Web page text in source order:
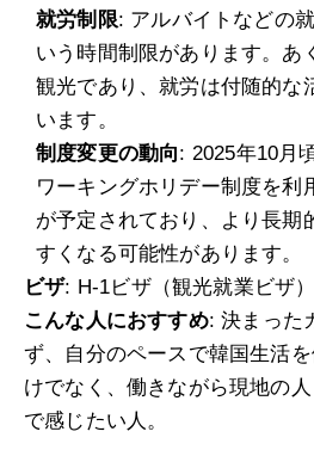
就労制限: アルバイトなどの
いう時間制限があります。あ
観光であり、就労は付随的な
います。
制度変更の動向: 2025年10月
ワーキングホリデー制度を利
が予定されており、より長期
すくなる可能性があります。
ビザ: H-1ビザ（観光就業ビザ）
こんな人におすすめ: 決まった
ず、自分のペースで韓国生活
けでなく、働きながら現地の
で感じたい人。